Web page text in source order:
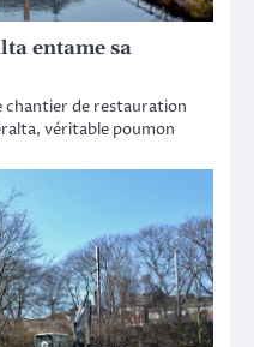
entame sa
chantier de restauration
véritable poumon